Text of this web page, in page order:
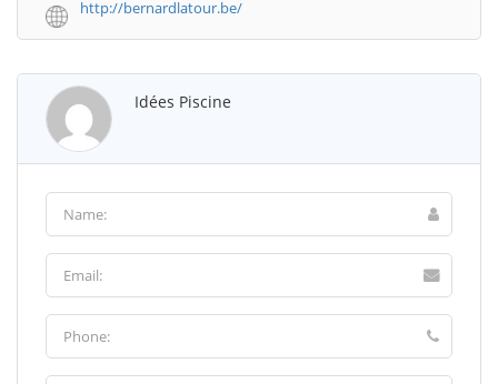
http://bernardlatour.be/
Idées Piscine